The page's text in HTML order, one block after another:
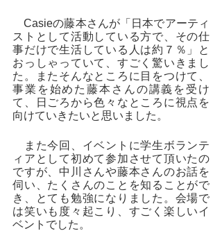
Casieの藤本さんが「日本でアーティ
ストとして活動している方で、その仕
事だけで生活している人は約７％」と
おっしゃっていて、すごく驚いきまし
た。またそんなところに目をつけて、
事業を始めた藤本さんの講義を受け
て、日ごろから色々なところに視点を
向けていきたいと思いました。
また今回、イベントに学生ボランテ
ィアとして初めて参加させて頂いたの
ですが、中川さんや藤本さんのお話を
伺い、たくさんのことを知ることがで
き、とても勉強になりました。会場で
は笑いも度々起こり、すごく楽しいイ
ベントでした。